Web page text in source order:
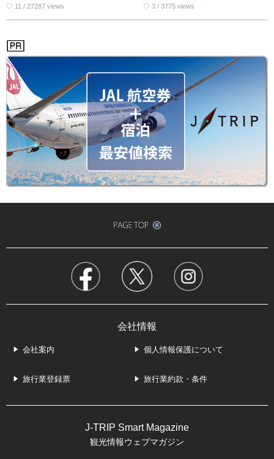
♡ 11 / 27287 views
♡ 3 / 3775 views
会社情報
会社案内 個人情報保護について
旅行業登録票 旅行業約款・条件
J-TRIP Smart Magazine
観光情報ウェブマガジン